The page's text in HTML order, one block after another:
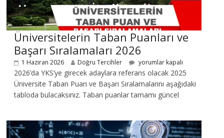
Üniversitelerin Taban Puanları ve
Başarı Sıralamaları 2026
1 Haziran 2026 Doğru Tercihler yorumlar kapalı
2026’da YKS’ye girecek adaylara referans olacak 2025
Üniversite Taban Puan ve Başarı Sıralamalarını aşağıdaki
tabloda bulacaksınız. Taban puanlar tamamı güncel